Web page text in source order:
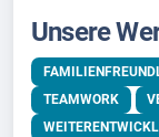
Unsere
TEAMWORK